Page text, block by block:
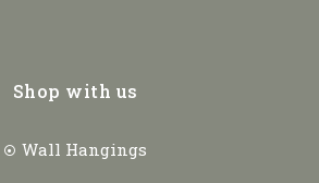
Shop with us
Wall Hangings